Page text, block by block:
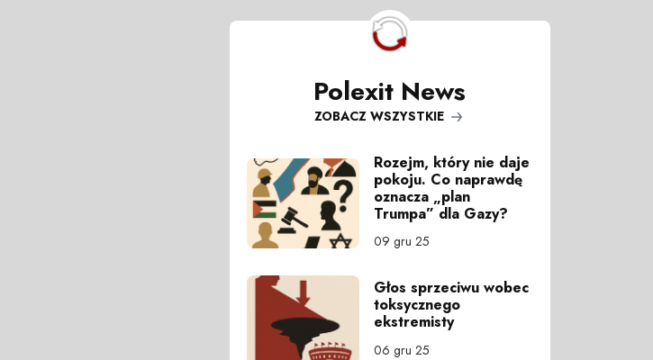
Polexit News
ZOBACZ WSZYSTKIE
Rozejm, który nie daje
pokoju. Co naprawdę
oznacza „plan
Trumpa” dla Gazy?
09 gru 25
Głos sprzeciwu wobec
toksycznego
ekstremisty
06 gru 25